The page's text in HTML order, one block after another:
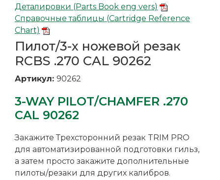
Деталировки (Parts Book eng vers)
Справочные таблицы (Cartridge Reference
Chart)
Пилот/3-х ножевой резак
RCBS .270 CAL 90262
Артикул: 90262
3-WAY PILOT/CHAMFER .270
CAL 90262
Закажите Трехсторонний резак TRIM PRO
для автоматизированной подготовки гильз,
а затем просто закажите дополнительные
пилоты/резаки для других калибров.